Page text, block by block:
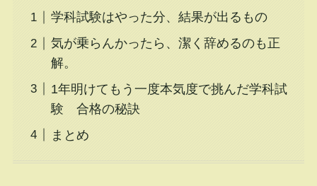
学科試験はやった分、結果が出るもの
気が乗らんかったら、潔く辞めるのも正
解。
1年明けてもう一度本気度で挑んだ学科試
験 合格の秘訣
まとめ